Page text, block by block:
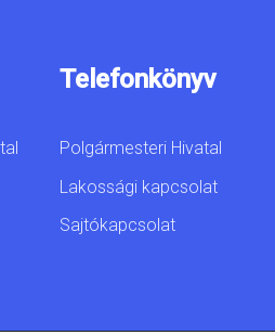
Telefonkönyv
Polgármesteri Hivatal
Lakossági kapcsolat
Sajtókapcsolat